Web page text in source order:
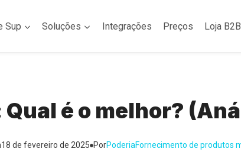
Sup Soluções Integrações Preços Loja B2B
é o melhor?
18 de fevereiro de 2025 PorPoderiaFornecimento de produtos